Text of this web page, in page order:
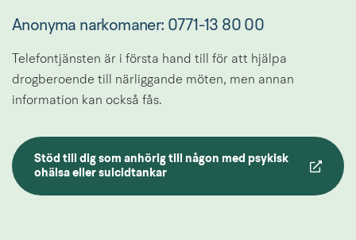
Anonyma narkomaner: 0771-13 80 00
Telefontjänsten är i första hand till för att hjälpa
drogberoende till närliggande möten, men annan
information kan också fås.
Stöd till dig som anhörig till någon med psykisk
ohälsa eller suicidtankar
pdf, 1.4 MB.